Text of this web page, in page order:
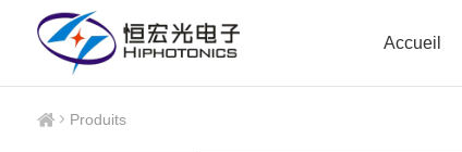
Accueil
Produits